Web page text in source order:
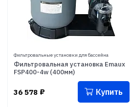
Фильтровальные установки для бассейна
Фильтровальная установка Emaux
FSP400-4w (400мм)
36 578 ₽ Купить